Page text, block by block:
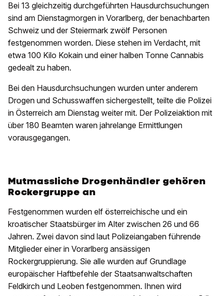
Bei 13 gleichzeitig durchgeführten Hausdurchsuchungen
sind am Dienstagmorgen in Vorarlberg, der benachbarten
Schweiz und der Steiermark zwölf Personen
festgenommen worden. Diese stehen im Verdacht, mit
etwa 100 Kilo Kokain und einer halben Tonne Cannabis
gedealt zu haben.
Bei den Hausdurchsuchungen wurden unter anderem
Drogen und Schusswaffen sichergestellt, teilte die Polizei
in Österreich am Dienstag weiter mit. Der Polizeiaktion mit
über 180 Beamten waren jahrelange Ermittlungen
vorausgegangen.
Mutmassliche Drogenhändler gehören
Rockergruppe an
Festgenommen wurden elf österreichische und ein
kroatischer Staatsbürger im Alter zwischen 26 und 66
Jahren. Zwei davon sind laut Polizeiangaben führende
Mitglieder einer in Vorarlberg ansässigen
Rockergruppierung. Sie alle wurden auf Grundlage
europäischer Haftbefehle der Staatsanwaltschaften
Feldkirch und Leoben festgenommen. Ihnen wird